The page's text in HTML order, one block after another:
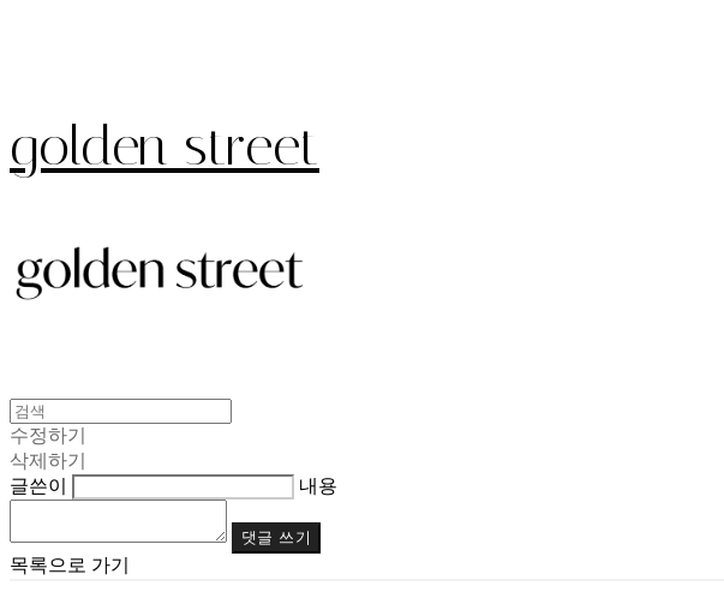
golden street
수정하기
삭제하기
글쓴이
내용
댓글 쓰기
목록으로 가기